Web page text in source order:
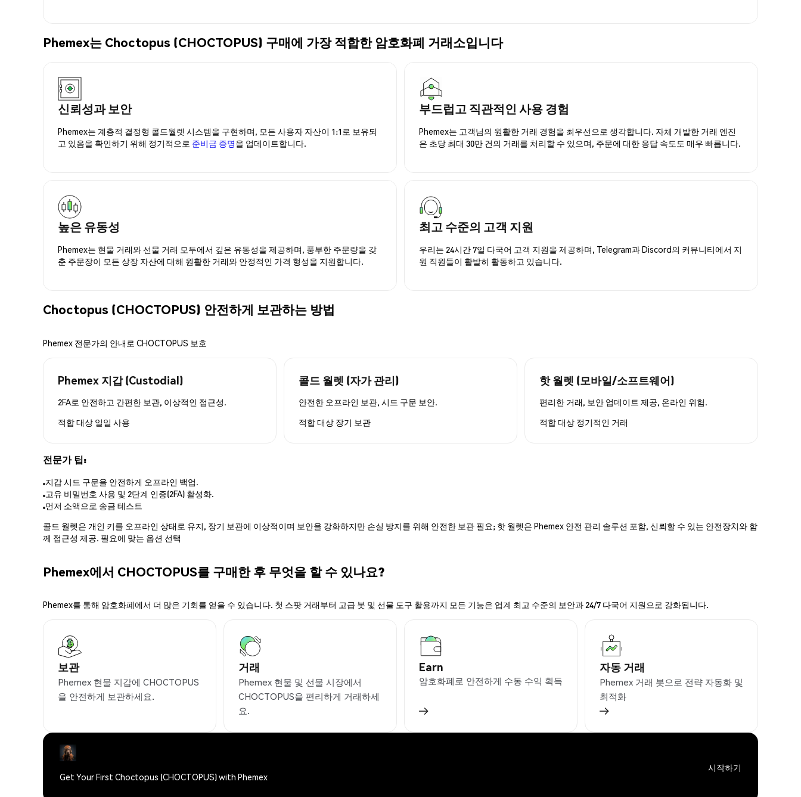
Phemex는 Choctopus (CHOCTOPUS) 구매에 가장 적합한 암호화폐 거래소입니다
신뢰성과 보안
Phemex는 계층적 결정형 콜드월렛 시스템을 구현하며, 모든 사용자 자산이 1:1로 보유되
고 있음을 확인하기 위해 정기적으로 준비금 증명을 업데이트합니다.
부드럽고 직관적인 사용 경험
Phemex는 고객님의 원활한 거래 경험을 최우선으로 생각합니다. 자체 개발한 거래 엔진
은 초당 최대 30만 건의 거래를 처리할 수 있으며, 주문에 대한 응답 속도도 매우 빠릅니다.
높은 유동성
Phemex는 현물 거래와 선물 거래 모두에서 깊은 유동성을 제공하며, 풍부한 주문량을 갖
춘 주문장이 모든 상장 자산에 대해 원활한 거래와 안정적인 가격 형성을 지원합니다.
최고 수준의 고객 지원
우리는 24시간 7일 다국어 고객 지원을 제공하며, Telegram과 Discord의 커뮤니티에서 지
원 직원들이 활발히 활동하고 있습니다.
Choctopus (CHOCTOPUS) 안전하게 보관하는 방법
Phemex 전문가의 안내로 CHOCTOPUS 보호
Phemex 지갑 (Custodial)
2FA로 안전하고 간편한 보관, 이상적인 접근성.
적합 대상 일일 사용
콜드 월렛 (자가 관리)
안전한 오프라인 보관, 시드 구문 보안.
적합 대상 장기 보관
핫 월렛 (모바일/소프트웨어)
편리한 거래, 보안 업데이트 제공, 온라인 위험.
적합 대상 정기적인 거래
전문가 팁:
지갑 시드 구문을 안전하게 오프라인 백업.
고유 비밀번호 사용 및 2단계 인증(2FA) 활성화.
먼저 소액으로 송금 테스트
콜드 월렛은 개인 키를 오프라인 상태로 유지, 장기 보관에 이상적이며 보안을 강화하지만 손실 방지를 위해 안전한 보관 필요; 핫 월렛은 Phemex 안전 관리 솔루션 포함, 신뢰할 수 있는 안전장치와 함
께 접근성 제공. 필요에 맞는 옵션 선택
Phemex에서 CHOCTOPUS를 구매한 후 무엇을 할 수 있나요?
Phemex를 통해 암호화폐에서 더 많은 기회를 얻을 수 있습니다. 첫 스팟 거래부터 고급 봇 및 선물 도구 활용까지 모든 기능은 업계 최고 수준의 보안과 24/7 다국어 지원으로 강화됩니다.
보관
Phemex 현물 지갑에 CHOCTOPUS
을 안전하게 보관하세요.
거래
Phemex 현물 및 선물 시장에서
CHOCTOPUS을 편리하게 거래하세
요.
Earn
암호화폐로 안전하게 수동 수익 획득
자동 거래
Phemex 거래 봇으로 전략 자동화 및
최적화
Get Your First Choctopus (CHOCTOPUS) with Phemex
시작하기